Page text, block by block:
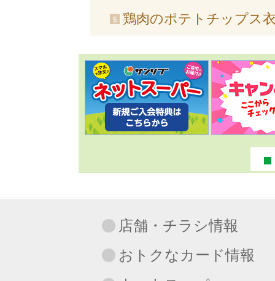
鶏肉のポテトチップス
店舗・チラシ情報
おトクなカード情報